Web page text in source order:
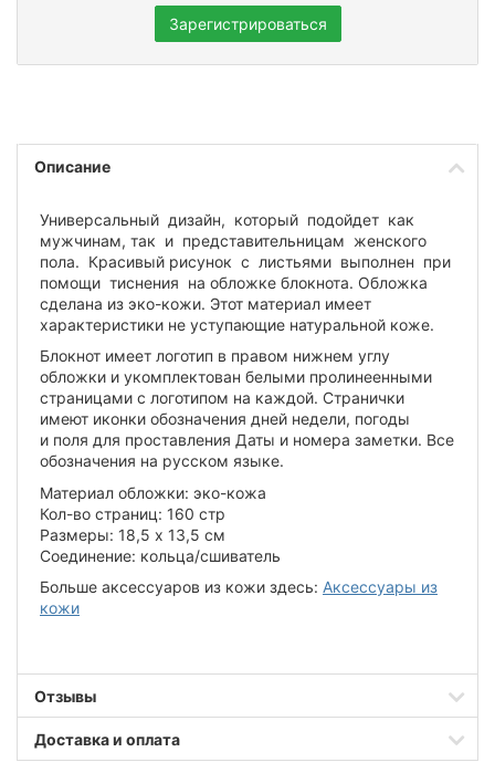
Зарегистрироваться
Описание
Универсальный дизайн, который подойдет как
мужчинам, так и представительницам женского
пола. Красивый рисунок с листьями выполнен при
помощи тиснения на обложке блокнота. Обложка
сделана из эко-кожи. Этот материал имеет
характеристики не уступающие натуральной коже.
Блокнот имеет логотип в правом нижнем углу
обложки и укомплектован белыми пролинеенными
страницами с логотипом на каждой. Странички
имеют иконки обозначения дней недели, погоды
и поля для проставления Даты и номера заметки. Все
обозначения на русском языке.
Материал обложки: эко-кожа
Кол-во страниц: 160 стр
Размеры: 18,5 х 13,5 см
Соединение: кольца/сшиватель
Больше аксессуаров из кожи здесь: Аксессуары из
кожи
Отзывы
Доставка и оплата